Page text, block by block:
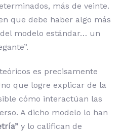
más de veinte.
que debe haber algo más
modelo estándar… un
es precisamente
que logre explicar de la
cómo interactúan las
A dicho modelo lo han
y lo califican de